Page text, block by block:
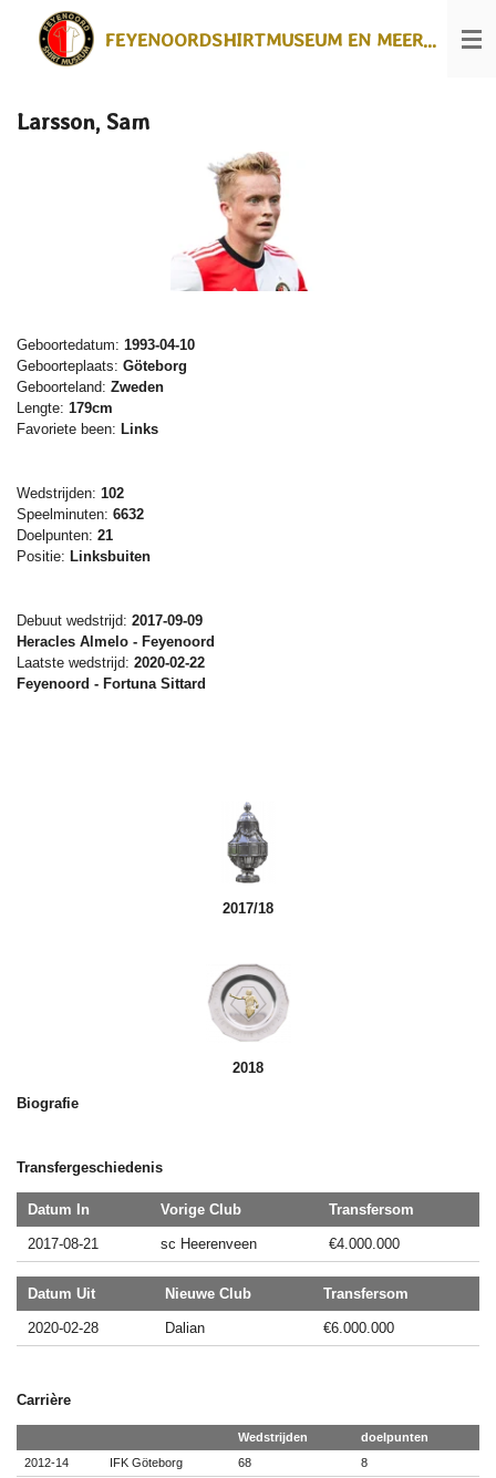
direct
FEYENOORDSHIRTMUSEUM EN MEER...
Larsson, Sam
Geboortedatum: 1993-04-10
Geboorteplaats: Göteborg
Geboorteland: Zweden
Lengte: 179cm
Favoriete been: Links
Wedstrijden: 102
Speelminuten: 6632
Doelpunten: 21
Positie: Linksbuiten
Debuut wedstrijd: 2017-09-09
Heracles Almelo - Feyenoord
Laatste wedstrijd: 2020-02-22
Feyenoord - Fortuna Sittard
2017/18
2018
Biografie
Transfergeschiedenis
Datum In Vorige Club Transfersom
2017-08-21 sc Heerenveen €4.000.000
Datum Uit Nieuwe Club Transfersom
2020-02-28 Dalian €6.000.000
Carrière
Wedstrijden
doelpunten
2012-14
IFK Göteborg 68
8